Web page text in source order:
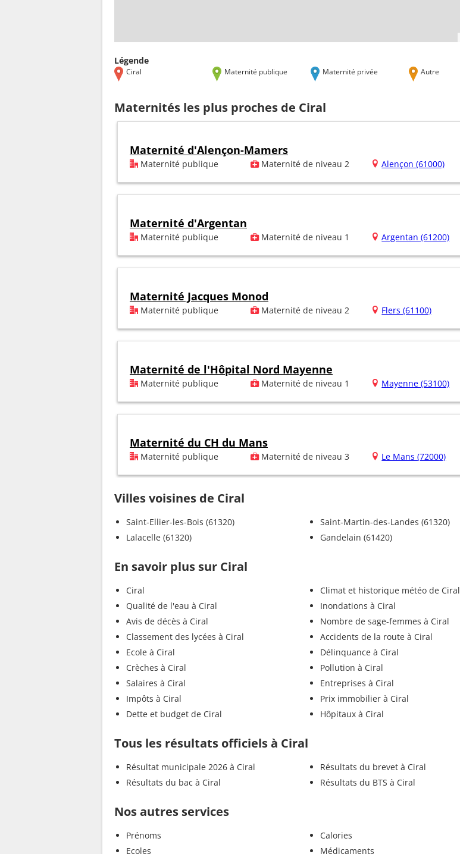
Légende
Ciral Maternité publique Maternité privée Autre
Maternités les plus proches de Ciral
Maternité d'Alençon-Mamers
Maternité publique Maternité de niveau 2 Alençon (61000)
Maternité d'Argentan
Maternité publique Maternité de niveau 1 Argentan (61200)
Maternité Jacques Monod
Maternité publique Maternité de niveau 2 Flers (61100)
Maternité de l'Hôpital Nord Mayenne
Maternité publique Maternité de niveau 1 Mayenne (53100)
Maternité du CH du Mans
Maternité publique Maternité de niveau 3 Le Mans (72000)
Villes voisines de Ciral
Saint-Ellier-les-Bois (61320)
Lalacelle (61320)
Saint-Martin-des-Landes (61320)
Gandelain (61420)
En savoir plus sur Ciral
Ciral
Qualité de l'eau à Ciral
Avis de décès à Ciral
Classement des lycées à Ciral
Ecole à Ciral
Crèches à Ciral
Salaires à Ciral
Impôts à Ciral
Dette et budget de Ciral
Climat et historique météo de Ciral
Inondations à Ciral
Nombre de sage-femmes à Ciral
Accidents de la route à Ciral
Délinquance à Ciral
Pollution à Ciral
Entreprises à Ciral
Prix immobilier à Ciral
Hôpitaux à Ciral
Tous les résultats officiels à Ciral
Résultat municipale 2026 à Ciral
Résultats du bac à Ciral
Résultats du brevet à Ciral
Résultats du BTS à Ciral
Nos autres services
Prénoms
Ecoles
Calories
Médicaments